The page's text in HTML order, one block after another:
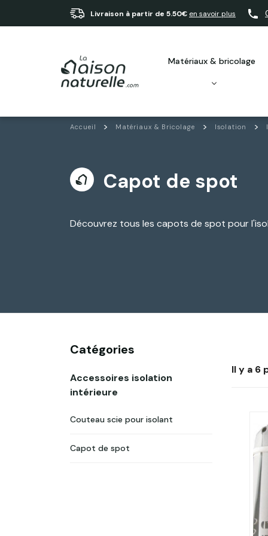
Livraison à partir de 5.50€ en savoir plus
matériaux & bricolage
Accueil Matériaux & Bricolage Isolation
Capot de spot
Découvrez tous les capots de spot pour
Catégories
Accessoires isolation
intérieure
Couteau scie pour isolant
Capot de spot
Il y a 6